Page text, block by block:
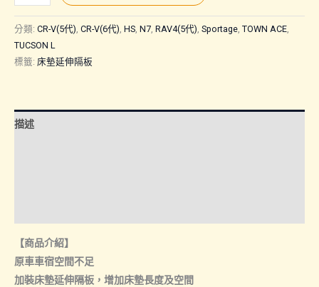
旅
車
｜
床
伸
分類: CR-V(5代), CR-V(6代), HS, N7, RAV4(5代), Sportage, TOWN ACE,
TUCSON L
標籤: 床墊延伸隔板
描述
【商品介紹】
原車車宿空間不足
加裝床墊延伸隔板，增加床墊長度及空間